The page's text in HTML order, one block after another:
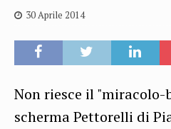
30 Aprile 2014
Non riesce il
scherma Pettorelli di